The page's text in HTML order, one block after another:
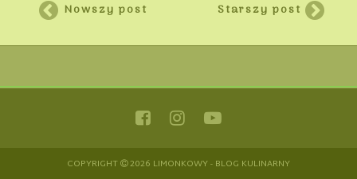
Nowszy post Starszy post
COPYRIGHT 2026 LIMONKOWY - BLOG KULINARNY